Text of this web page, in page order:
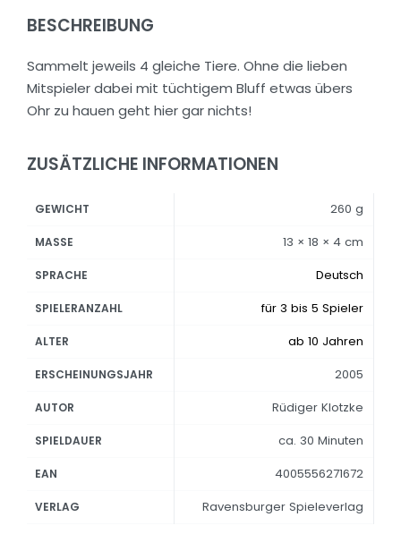
BESCHREIBUNG
Sammelt jeweils 4 gleiche Tiere. Ohne die lieben
Mitspieler dabei mit tüchtigem Bluff etwas übers
Ohr zu hauen geht hier gar nichts!
ZUSÄTZLICHE INFORMATIONEN
GEWICHT 260 g
MASSE 13 × 18 × 4 cm
SPRACHE Deutsch
SPIELERANZAHL für 3 bis 5 Spieler
ALTER ab 10 Jahren
ERSCHEINUNGSJAHR 2005
AUTOR Rüdiger Klotzke
SPIELDAUER ca. 30 Minuten
EAN 4005556271672
VERLAG Ravensburger Spieleverlag